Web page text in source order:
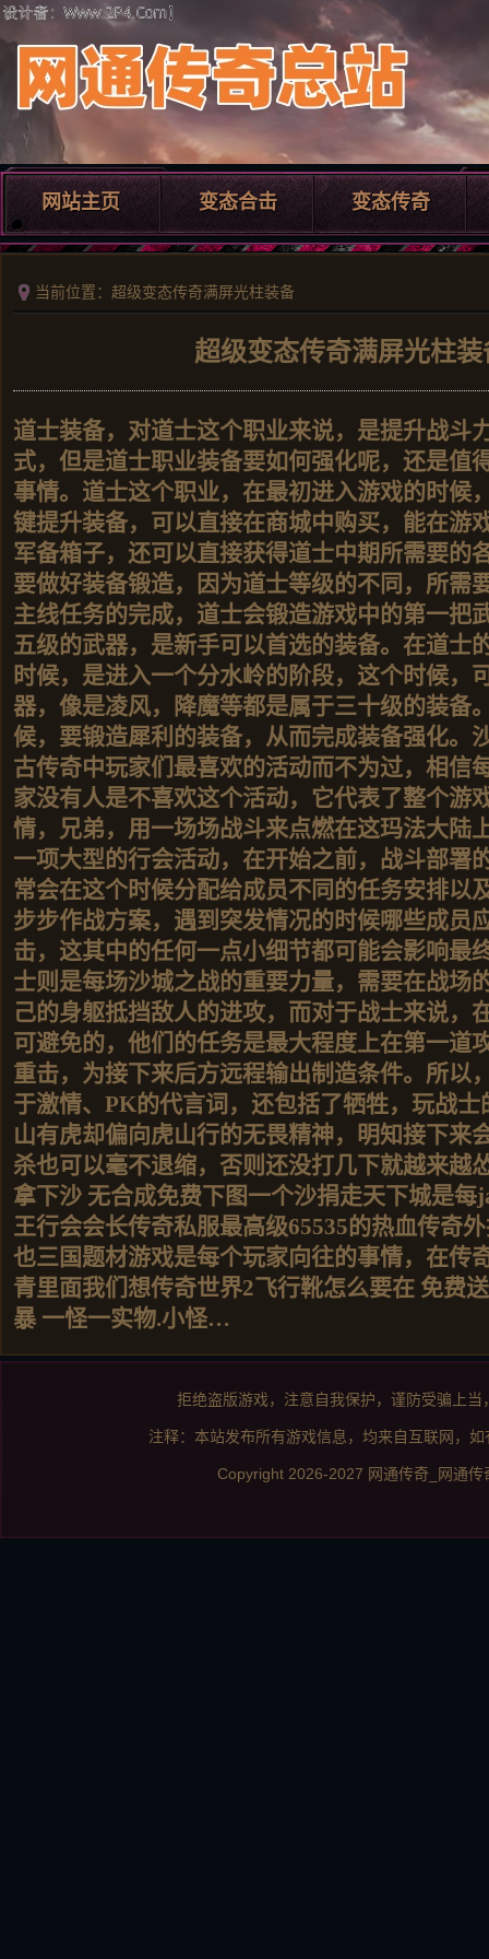
网站主页 变态合击 变态传奇
当前位置：超级变态传奇满屏光柱装备
超级变态传奇满屏光柱装
道士装备，对道士这个职业来说，是提升战斗
式，但是道士职业装备要如何强化呢，还是值
事情。道士这个职业，在最初进入游戏的时候
键提升装备，可以直接在商城中购买，能在游
军备箱子，还可以直接获得道士中期所需要的
要做好装备锻造，因为道士等级的不同，所需
主线任务的完成，道士会锻造游戏中的第一把
五级的武器，是新手可以首选的装备。在道士
时候，是进入一个分水岭的阶段，这个时候，
器，像是凌风，降魔等都是属于三十级的装备
候，要锻造犀利的装备，从而完成装备强化。
古传奇中玩家们最喜欢的活动而不为过，相信
家没有人是不喜欢这个活动，它代表了整个游
情，兄弟，用一场场战斗来点燃在这玛法大陆
一项大型的行会活动，在开始之前，战斗部署
常会在这个时候分配给成员不同的任务安排以
步步作战方案，遇到突发情况的时候哪些成员
击，这其中的任何一点小细节都可能会影响最
士则是每场沙城之战的重要力量，需要在战场
己的身躯抵挡敌人的进攻，而对于战士来说，
可避免的，他们的任务是最大程度上在第一道
重击，为接下来后方远程输出制造条件。所以
于激情、PK的代言词，还包括了牺牲，玩战
山有虎却偏向虎山行的无畏精神，明知接下来
杀也可以毫不退缩，否则还没打几下就越来越
拿下沙 无合成免费下图一个沙捐走天下城是每
王行会会长传奇私服最高级65535的热血传奇
也三国题材游戏是每个玩家向往的事情，在传
青里面我们想传奇世界2飞行靴怎么要在 免费
暴 一怪一实物.小怪…
拒绝盗版游戏，注意自我保护，谨防受骗上
注释：本站发布所有游戏信息，均来自互联网，
Copyright 2026-2027 网通传奇_网通